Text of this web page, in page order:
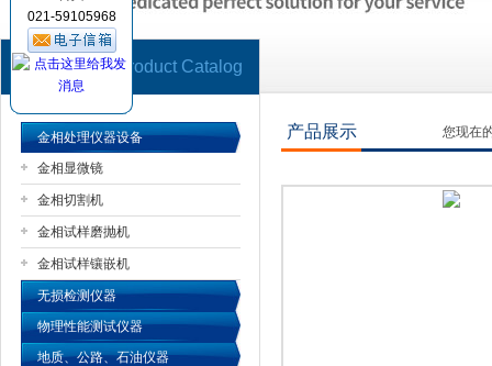
公司名称
产品目录 Product Catalog
金相处理仪器设备
金相显微镜
金相切割机
金相试样磨抛机
金相试样镶嵌机
无损检测仪器
物理性能测试仪器
地质、公路、石油仪器
产品展示 您现在
021-59105968